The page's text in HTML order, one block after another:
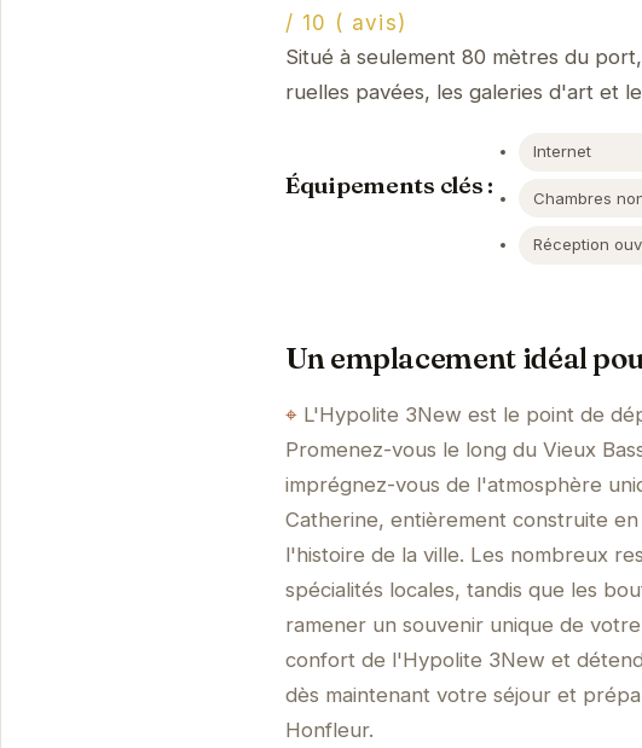
/ 10 ( avis)
Situé à seulement 80 mètres du
ruelles pavées, les galeries d'art et
Équipements clés :
Internet
Chambres
Réception
Un emplacement idéal
L'Hypolite 3New est le point de
Promenez-vous le long du Vieux
imprégnez-vous de l'atmosphère
Catherine, entièrement construite
l'histoire de la ville. Les nombreux
spécialités locales, tandis que les
ramener un souvenir unique de
confort de l'Hypolite 3New et
dès maintenant votre séjour et
Honfleur.